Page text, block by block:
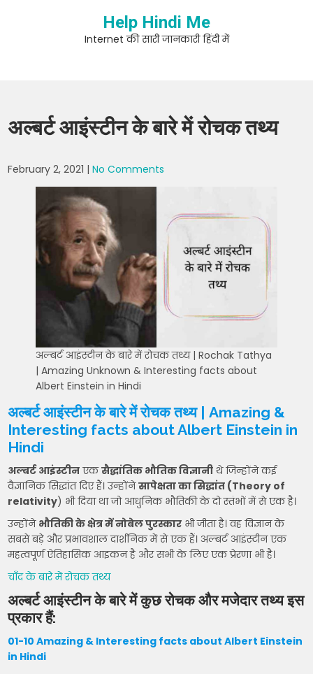
Help Hindi Me
Internet की सारी जानकारी हिंदी में
अल्बर्ट आइंस्टीन के बारे में रोचक तथ्य
February 2, 2021 |No Comments
अल्बर्ट आइंस्टीन के बारे में रोचक तथ्य | Rochak Tathya
| Amazing Unknown & Interesting facts about
Albert Einstein in Hindi
अल्बर्ट आइंस्टीन के बारे में रोचक तथ्य| Amazing &
Interesting facts about Albert Einstein in
Hindi
अल्बर्ट आइंस्टीन एकसैद्धांतिक भौतिक विज्ञानी थे जिन्होंने कई
वैज्ञानिक सिद्धांत दिए हैं। उन्होंनेसापेक्षता का सिद्धांत (Theory of
relativity) भी दिया था जो आधुनिक भौतिकी के दो स्तंभों में से एक है।
उन्होंने भौतिकी के क्षेत्र में नोबेल पुरस्कार भी जीता है। वह विज्ञान के
सबसे बड़े और प्रभावशाल दार्शनिक में से एक हैं। अल्बर्ट आइंस्टीन एक
महत्वपूर्ण ऐतिहासिक आइकन है और सभी के लिए एक प्रेरणा भी है।
चाँद के बारे में रोचक तथ्य
अल्बर्ट आइंस्टीन के बारे में कुछ रोचक और मजेदार तथ्य इस
प्रकार हैं:
01-10 Amazing & Interesting facts about Albert Einstein
in Hindi